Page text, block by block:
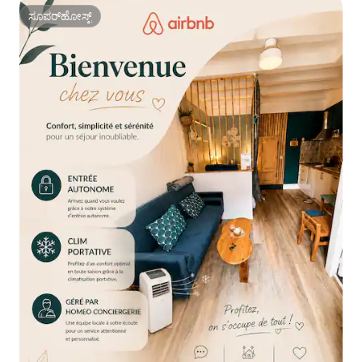
ಸೂಪರ್‌ಹೋಸ್ಟ್
ಸೂಪರ್‌ಹೋಸ್ಟ್